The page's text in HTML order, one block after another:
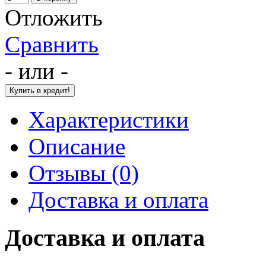
Отложить
Сравнить
- или -
Характеристики
Описание
Отзывы (0)
Доставка и оплата
Доставка и оплата